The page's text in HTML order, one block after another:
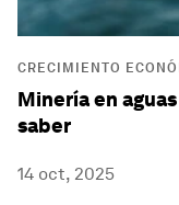
CRECIMIENTO
Minería en
saber
14 oct, 2025